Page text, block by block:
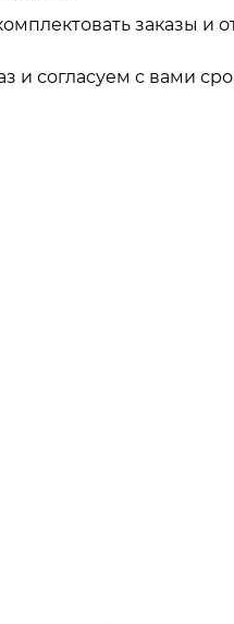
заказы и
согласуем с вами